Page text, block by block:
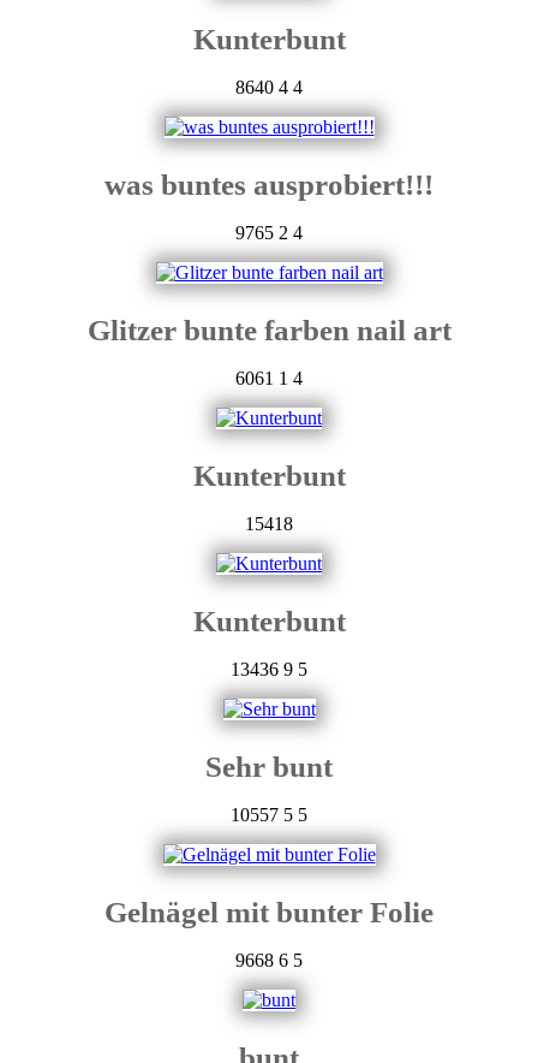
Kunterbunt
8640 4 4
was buntes ausprobiert!!!
9765 2 4
Glitzer bunte farben nail art
6061 1 4
Kunterbunt
15418
Kunterbunt
13436 9 5
Sehr bunt
10557 5 5
Gelnägel mit bunter Folie
9668 6 5